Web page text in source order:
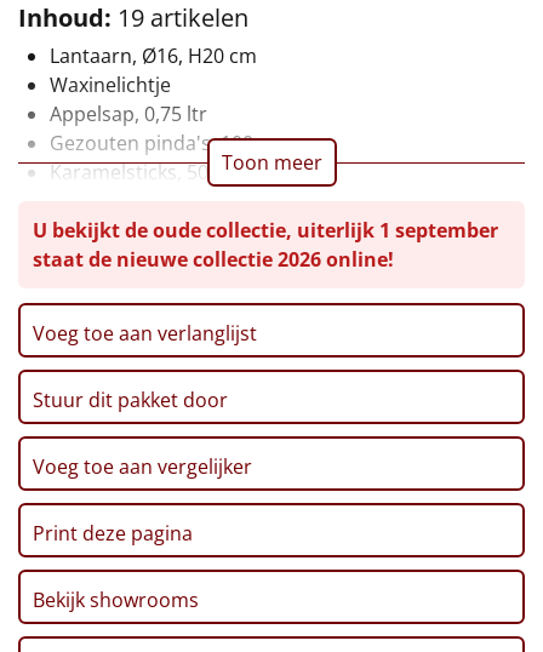
Vrouwen
Duurzaam
Leuke
Goedkope
Uniek
Alle thema's
Artikel
Hitster NIEUW
Pizzarette
Tas
Wake up light
NIEUW
Inhoud: 19 artikelen
Lantaarn, Ø16, H20 cm
Waxinelichtje
Appelsap, 0,75 ltr
Gezouten pinda's, 100 gr
Karamelsticks, 50 gr
Tomatensoep, 450 ml
Grissini broodstengels, 125 gr
Pretzelsticks XXL, 200 gr
Nougat, 130 gr
Thee, 20 zakjes
Popcorn, 100 gr
Roomboterkoekjes in blik, 114 gr
Lay's Sensations Sweet, 40 gr, 2 st
Pepermunt, 65 gr
Kerst/Nieuwjaars kaart met puzzel
Verpakt in een feestelijke kerstdoos, 39 x 29 x 20 cm
Toon meer
U bekijkt de oude collectie, uiterlijk 1 september
staat de nieuwe collectie 2026 online!
Voeg toe aan verlanglijst
Stuur dit pakket door
Voeg toe aan vergelijker
Print deze pagina
Bekijk showrooms